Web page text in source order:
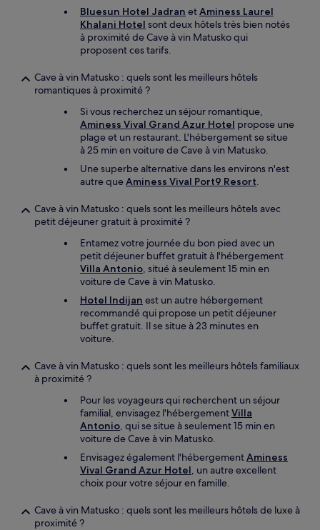
Bluesun Hotel Jadran etAminess Laurel
Khalani Hotel sont deux hôtels très bien notés
à proximité de Cave à vin Matusko qui
proposent ces tarifs.
Cave à vin Matusko : quels sont les meilleurs hôtels
romantiques à proximité ?
Si vous recherchez un séjour romantique,
Aminess Vival Grand Azur Hotel propose une
plage et un restaurant. L'hébergement se situe
à 25 min en voiture de Cave à vin Matusko.
Une superbe alternative dans les environs n'est
autre queAminess Vival Port9 Resort.
Cave à vin Matusko : quels sont les meilleurs hôtels avec
petit déjeuner gratuit à proximité ?
Entamez votre journée du bon pied avec un
petit déjeuner buffet gratuit à l'hébergement
Villa Antonio, situé à seulement 15 min en
voiture de Cave à vin Matusko.
Hotel Indijan est un autre hébergement
recommandé qui propose un petit déjeuner
buffet gratuit. Il se situe à 23 minutes en
voiture.
Cave à vin Matusko : quels sont les meilleurs hôtels familiaux
à proximité ?
Pour les voyageurs qui recherchent un séjour
familial, envisagez l'hébergementVilla
Antonio, qui se situe à seulement 15 min en
voiture de Cave à vin Matusko.
Envisagez également l'hébergementAminess
Vival Grand Azur Hotel, un autre excellent
choix pour votre séjour en famille.
Cave à vin Matusko : quels sont les meilleurs hôtels de luxe à
proximité ?